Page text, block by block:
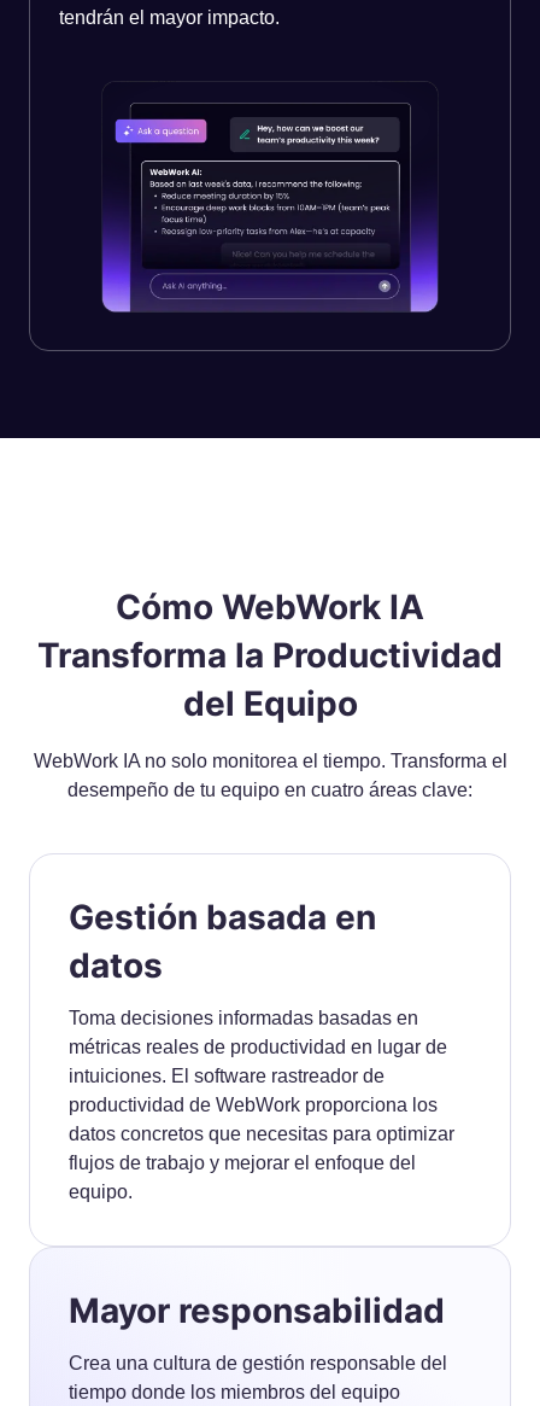
tendrán el mayor impacto.
Cómo WebWork IA
Transforma la Productividad
del Equipo
WebWork IA no solo monitorea el tiempo. Transforma el
desempeño de tu equipo en cuatro áreas clave:
Gestión basada en
datos
Toma decisiones informadas basadas en
métricas reales de productividad en lugar de
intuiciones. El software rastreador de
productividad de WebWork proporciona los
datos concretos que necesitas para optimizar
flujos de trabajo y mejorar el enfoque del
equipo.
Mayor responsabilidad
Crea una cultura de gestión responsable del
tiempo donde los miembros del equipo